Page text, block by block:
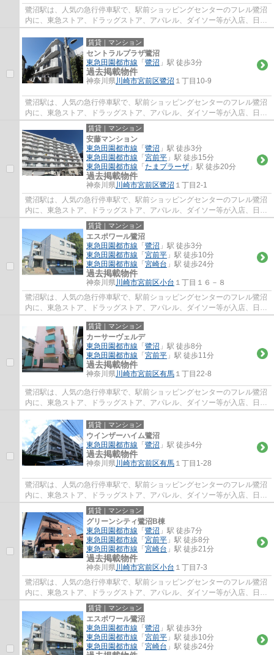
鷺沼駅は、人気の急行停車駅で、駅前ショッピングセンターのフレル鷺沼
内に、東急ストア、ドラッグストア、アパレル、ダイソー等が入店、日常
のお買い物に便利で、周辺には、飲食店街...
賃貸｜マンション
セントラルプラザ鷺沼
東急田園都市線 「 鷺沼 」駅 徒歩3分
過去掲載物件
神奈川県川崎市宮前区鷺沼 １丁目10-9
鷺沼駅は、人気の急行停車駅で、駅前ショッピングセンターのフレル鷺沼
内に、東急ストア、ドラッグストア、アパレル、ダイソー等が入店、日常
のお買い物に便利で、周辺には、飲食店街...
賃貸｜マンション
安藤マンション
東急田園都市線 「 鷺沼 」駅 徒歩3分
東急田園都市線 「 宮前平 」駅 徒歩15分
東急田園都市線 「 たまプラーザ 」駅 徒歩20分
過去掲載物件
神奈川県川崎市宮前区鷺沼 １丁目2-1
鷺沼駅は、人気の急行停車駅で、駅前ショッピングセンターのフレル鷺沼
内に、東急ストア、ドラッグストア、アパレル、ダイソー等が入店、日常
のお買い物に便利で、周辺には、飲食店街...
賃貸｜マンション
エスポワール鷺沼
東急田園都市線 「 鷺沼 」駅 徒歩3分
東急田園都市線 「 宮前平 」駅 徒歩10分
東急田園都市線 「 宮崎台 」駅 徒歩24分
過去掲載物件
神奈川県川崎市宮前区小台 １丁目１６－８
鷺沼駅は、人気の急行停車駅で、駅前ショッピングセンターのフレル鷺沼
内に、東急ストア、ドラッグストア、アパレル、ダイソー等が入店、日常
のお買い物に便利で、周辺には、飲食店街...
賃貸｜マンション
カーサーヴェルデ
東急田園都市線 「 鷺沼 」駅 徒歩8分
東急田園都市線 「 宮前平 」駅 徒歩11分
過去掲載物件
神奈川県川崎市宮前区有馬 １丁目22-8
鷺沼駅は、人気の急行停車駅で、駅前ショッピングセンターのフレル鷺沼
内に、東急ストア、ドラッグストア、アパレル、ダイソー等が入店、日常
のお買い物に便利で、周辺には、飲食店街...
賃貸｜マンション
ウインザーハイム鷺沼
東急田園都市線 「 鷺沼 」駅 徒歩4分
過去掲載物件
神奈川県川崎市宮前区有馬 １丁目1-28
鷺沼駅は、人気の急行停車駅で、駅前ショッピングセンターのフレル鷺沼
内に、東急ストア、ドラッグストア、アパレル、ダイソー等が入店、日常
のお買い物に便利で、周辺には、飲食店街...
賃貸｜マンション
グリーンシティ鷺沼B棟
東急田園都市線 「 鷺沼 」駅 徒歩7分
東急田園都市線 「 宮前平 」駅 徒歩8分
東急田園都市線 「 宮崎台 」駅 徒歩21分
過去掲載物件
神奈川県川崎市宮前区小台 １丁目7-3
鷺沼駅は、人気の急行停車駅で、駅前ショッピングセンターのフレル鷺沼
内に、東急ストア、ドラッグストア、アパレル、ダイソー等が入店、日常
のお買い物に便利で、周辺には、飲食店街...
賃貸｜マンション
エスポワール鷺沼
東急田園都市線 「 鷺沼 」駅 徒歩3分
東急田園都市線 「 宮前平 」駅 徒歩10分
東急田園都市線 「 宮崎台 」駅 徒歩24分